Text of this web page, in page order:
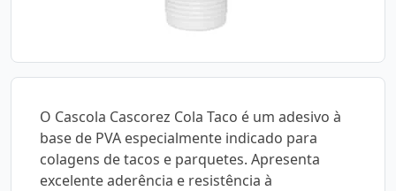
O Cascola Cascorez Cola Taco é um adesivo à
base de PVA especialmente indicado para
colagens de tacos e parquetes. Apresenta
excelente aderência e resistência à